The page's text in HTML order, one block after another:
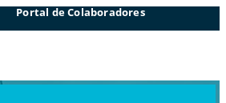
Portal de Colaboradores